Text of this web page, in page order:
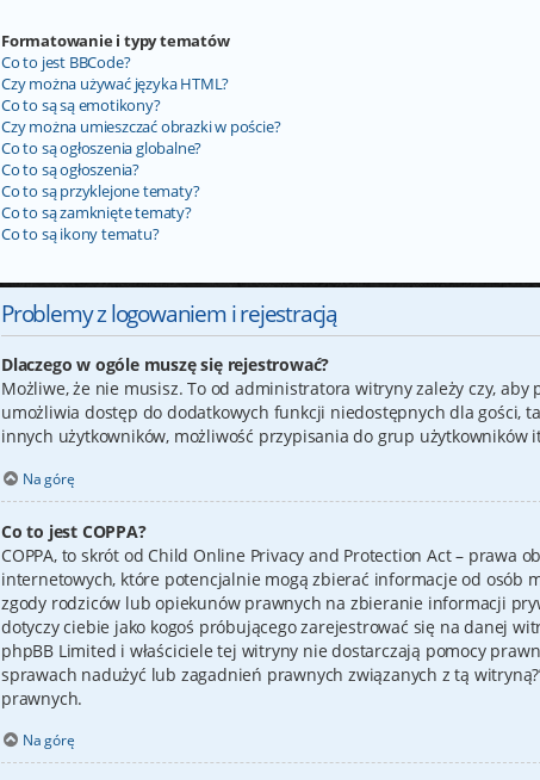
Formatowanie i typy tematów
Co to jest BBCode?
Czy można używać języka HTML?
Co to są są emotikony?
Czy można umieszczać obrazki w poście?
Co to są ogłoszenia globalne?
Co to są ogłoszenia?
Co to są przyklejone tematy?
Co to są zamknięte tematy?
Co to są ikony tematu?
Problemy z logowaniem i rejestracją
Dlaczego w ogóle muszę się rejestrować?
Możliwe, że nie musisz. To od administratora witryny zależy czy,
umożliwia dostęp do dodatkowych funkcji niedostępnych dla gości,
innych użytkowników, możliwość przypisania do grup
Na górę
Co to jest COPPA?
COPPA, to skrót od Child Online Privacy and Protection Act – prawa
internetowych, które potencjalnie mogą zbierać informacje od osób
zgody rodziców lub opiekunów prawnych na zbieranie informacji
dotyczy ciebie jako kogoś próbującego zarejestrować się na danej
phpBB Limited i właściciele tej witryny nie dostarczają pomocy
sprawach nadużyć lub zagadnień prawnych związanych z tą
prawnych.
Na górę